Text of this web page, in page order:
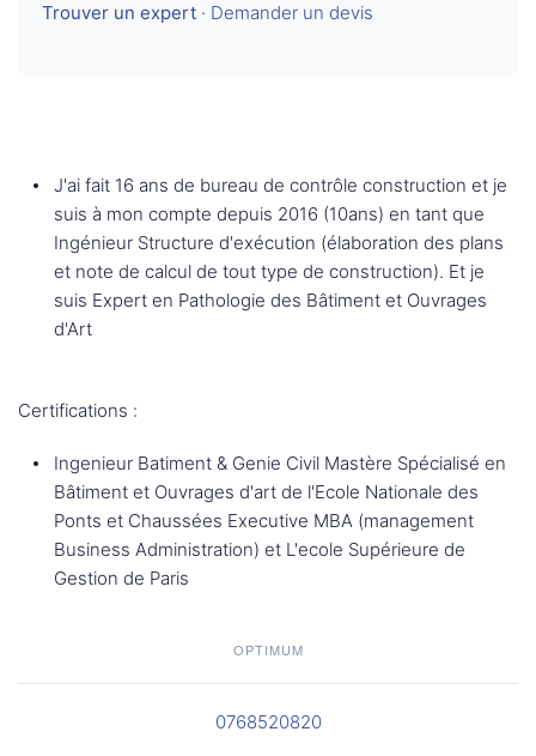
Trouver un expert · Demander un devis
J'ai fait 16 ans de bureau de contrôle construction et je
suis à mon compte depuis 2016 (10ans) en tant que
Ingénieur Structure d'exécution (élaboration des plans
et note de calcul de tout type de construction). Et je
suis Expert en Pathologie des Bâtiment et Ouvrages
d'Art
Certifications :
Ingenieur Batiment & Genie Civil Mastère Spécialisé en
Bâtiment et Ouvrages d'art de l'Ecole Nationale des
Ponts et Chaussées Executive MBA (management
Business Administration) et L'ecole Supérieure de
Gestion de Paris
OPTIMUM
0768520820